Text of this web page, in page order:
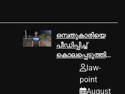
ഒമ്പതുകാരിയെ
പീഡിപ്പിച്ച്‌
കൊലപ്പെടുത്തിയ
കേസ്; 51കാരന്
law-
point
August